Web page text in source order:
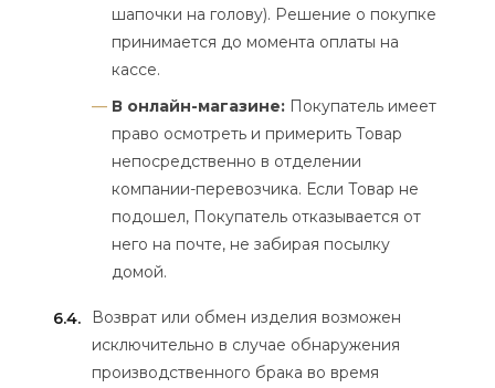
шапочки на голову). Решение о покупке
принимается до момента оплаты на
кассе.
В онлайн-магазине: Покупатель имеет
право осмотреть и примерить Товар
непосредственно в отделении
компании-перевозчика. Если Товар не
подошел, Покупатель отказывается от
него на почте, не забирая посылку
домой.
6.4.
Возврат или обмен изделия возможен
исключительно в случае обнаружения
производственного брака во время